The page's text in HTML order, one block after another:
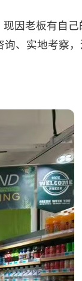
因老板有自己
询、实地考察，